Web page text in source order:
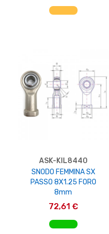
AGGIUNGI AL CARRELLO
ASK-KIL8440
SNODO FEMMINA SX
PASSO 8X1.25 FORO
8mm
72,61 €
AGGIUNGI AL CARRELLO